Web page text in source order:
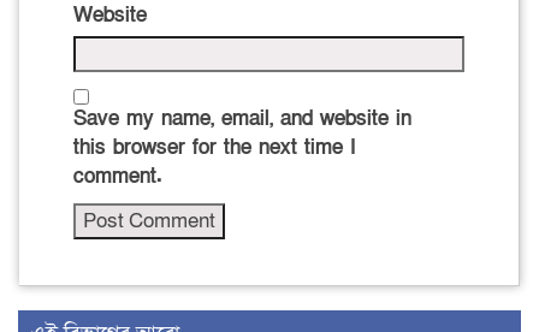
Website
Save my name, email, and website in
this browser for the next time I
comment.